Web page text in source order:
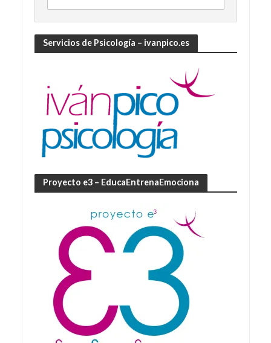
Servicios de Psicología – ivanpico.es
Proyecto e3 – EducaEntrenaEmociona